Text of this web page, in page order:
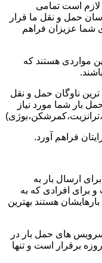
است تمامی
حمل و نقل ما قرار
شما عزیزان فراهم
مواردی هستند که
ناوگان حمل و نقل
بار شما مورد نیاز
فراهم آورد.
ارسال بار به
افرادی که به
هستند بهترین
های حمل بار در
برقرار است و تنها